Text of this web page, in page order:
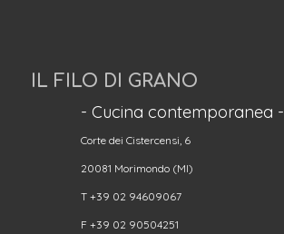
IL FILO DI GRANO
- Cucina contemporanea -
Corte dei Cistercensi, 6
20081 Morimondo (MI)
T +39 02 94609067
F +39 02 90504251